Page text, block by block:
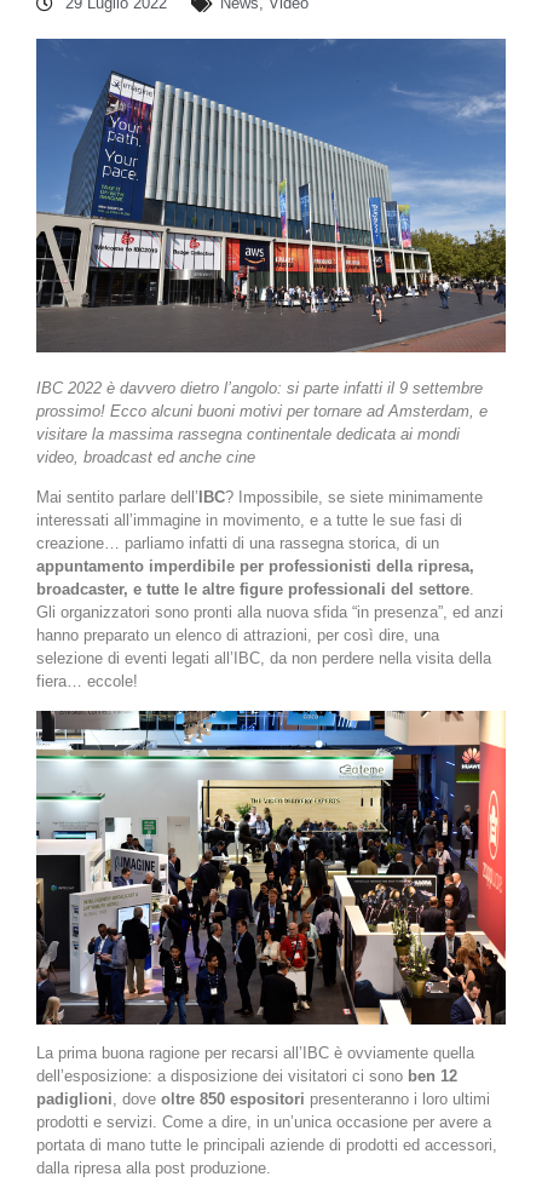
IBC 2022 è davvero dietro l’angolo: si parte infatti il 9 settembre
prossimo! Ecco alcuni buoni motivi per tornare ad Amsterdam, e
visitare la massima rassegna continentale dedicata ai mondi
video, broadcast ed anche cine
Mai sentito parlare dell’ IBC? Impossibile, se siete minimamente
interessati all’immagine in movimento, e a tutte le sue fasi di
creazione… parliamo infatti di una rassegna storica, di un
appuntamento imperdibile per professionisti della ripresa,
broadcaster, e tutte le altre figure professionali del settore.
Gli organizzatori sono pronti alla nuova sfida “in presenza”, ed anzi
hanno preparato un elenco di attrazioni, per così dire, una
selezione di eventi legati all’IBC, da non perdere nella visita della
fiera… eccole!
La prima buona ragione per recarsi all’IBC è ovviamente quella
dell’esposizione: a disposizione dei visitatori ci sono ben 12
padiglioni, dove oltre 850 espositori presenteranno i loro ultimi
prodotti e servizi. Come a dire, in un’unica occasione per avere a
portata di mano tutte le principali aziende di prodotti ed accessori,
dalla ripresa alla post produzione.